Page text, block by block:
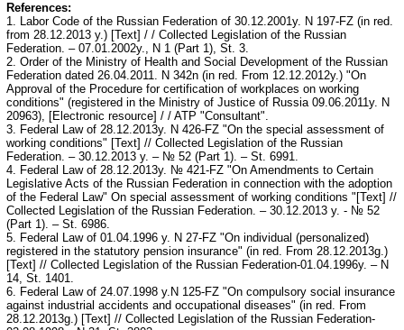
References:
1. Labor Code of the Russian Federation of 30.12.2001у. N 197-FZ (in red.
from 28.12.2013 y.) [Text] / / Collected Legislation of the Russian
Federation. – 07.01.2002у., N 1 (Part 1), St. 3.
2. Order of the Ministry of Health and Social Development of the Russian
Federation dated 26.04.2011. N 342n (in red. From 12.12.2012у.) "On
Approval of the Procedure for certification of workplaces on working
conditions" (registered in the Ministry of Justice of Russia 09.06.2011у. N
20963), [Electronic resource] / / ATP "Consultant".
3. Federal Law of 28.12.2013у. N 426-FZ "On the special assessment of
working conditions" [Text] // Collected Legislation of the Russian
Federation. – 30.12.2013 y. – № 52 (Part 1). – St. 6991.
4. Federal Law of 28.12.2013у. № 421-FZ "On Amendments to Certain
Legislative Acts of the Russian Federation in connection with the adoption
of the Federal Law" On special assessment of working conditions "[Text] //
Collected Legislation of the Russian Federation. – 30.12.2013 y. - № 52
(Part 1). – St. 6986.
5. Federal Law of 01.04.1996 у. N 27-FZ "On individual (personalized)
registered in the statutory pension insurance" (in red. From 28.12.2013g.)
[Text] // Collected Legislation of the Russian Federation-01.04.1996у. – N
14, St. 1401.
6. Federal Law of 24.07.1998 у.N 125-FZ "On compulsory social insurance
against industrial accidents and occupational diseases" (in red. From
28.12.2013g.) [Text] // Collected Legislation of the Russian Federation-